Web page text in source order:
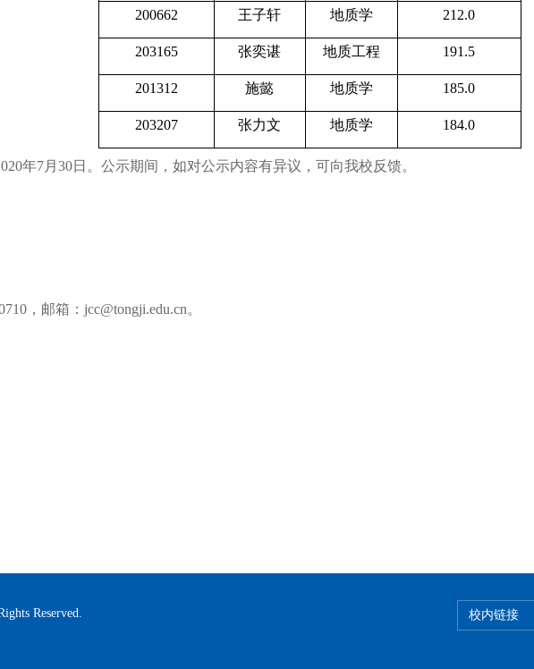
200662 王子轩 地质学 212.0
203165 张奕谌 地质工程 191.5
201312 施懿 地质学 185.0
203207 张力文 地质学 184.0
年7月 30日。公示期间，如对公示内容有异议，可向我校反馈。
，邮箱： jcc@tongji.edu.cn。
Reserved.